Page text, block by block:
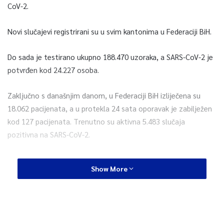
CoV-2.
Novi slučajevi registrirani su u svim kantonima u Federaciji BiH.
Do sada je testirano ukupno 188.470 uzoraka, a SARS-CoV-2 je
potvrđen kod 24.227 osoba.
Zaključno s današnjim danom, u Federaciji BiH izliječena su
18.062 pacijenata, a u protekla 24 sata oporavak je zabilježen
kod 127 pacijenata. Trenutno su aktivna 5.483 slučaja
pozitivna na SARS-CoV-2.
U protekla 24 sata Zavodu za javno zdravstvo Federacije BiH
prijavljeno je 17 novih smrtnih ishoda.
Show More